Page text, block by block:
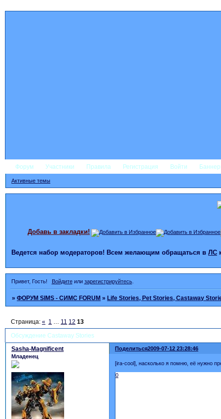
Форум Участники Правила Регистрация Войти
Активные темы
Добавь в закладки!
Ведется набор модераторов! Всем желающим обращаться в ЛС
Привет, Гость! Войдитеили зарегистрируйтесь.
»ФОРУМ SIMS - СИМС FORUM »Life Stories, Pet Stories, Castaway
Обсуждение Castaway Stories
Страница:« 1 … 11 12 13
Поделиться2009-07-12 23:28:46
Sasha-Magnificent
Младенец
[ira-cool], насколько я помню, её нужно
0